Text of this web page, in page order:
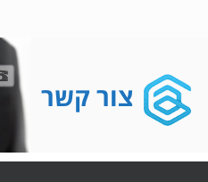
צור קשר